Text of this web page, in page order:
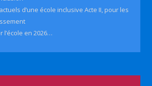
d’une école inclusive Acte II, pour les
l’école en 2026…